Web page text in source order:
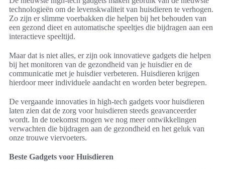
technologieën om de levenskwaliteit van huisdieren te verhogen.
Zo zijn er slimme voerbakken die helpen bij het behouden van
een gezond dieet en automatische speeltjes die bijdragen aan een
interactieve speeltijd.
Maar dat is niet alles, er zijn ook innovatieve gadgets die helpen
bij het monitoren van de gezondheid van je huisdier en de
communicatie met je huisdier verbeteren. Huisdieren krijgen
hierdoor meer individuele aandacht en worden beter begrepen.
De vergaande innovaties in high-tech gadgets voor huisdieren
laten zien dat de zorg voor huisdieren steeds geavanceerder
wordt. In de toekomst mogen we nog meer ontwikkelingen
verwachten die bijdragen aan de gezondheid en het geluk van
onze trouwe viervoeters.
Beste Gadgets voor Huisdieren